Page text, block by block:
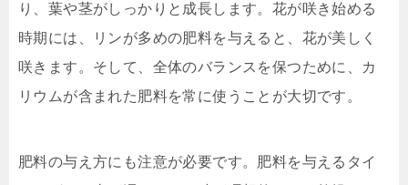
り、葉や茎がしっかりと成長します。花が咲き始める
時期には、リンが多めの肥料を与えると、花が美しく
咲きます。そして、全体のバランスを保つために、カ
リウムが含まれた肥料を常に使うことが大切です。
肥料の与え方にも注意が必要です。肥料を与えるタイ